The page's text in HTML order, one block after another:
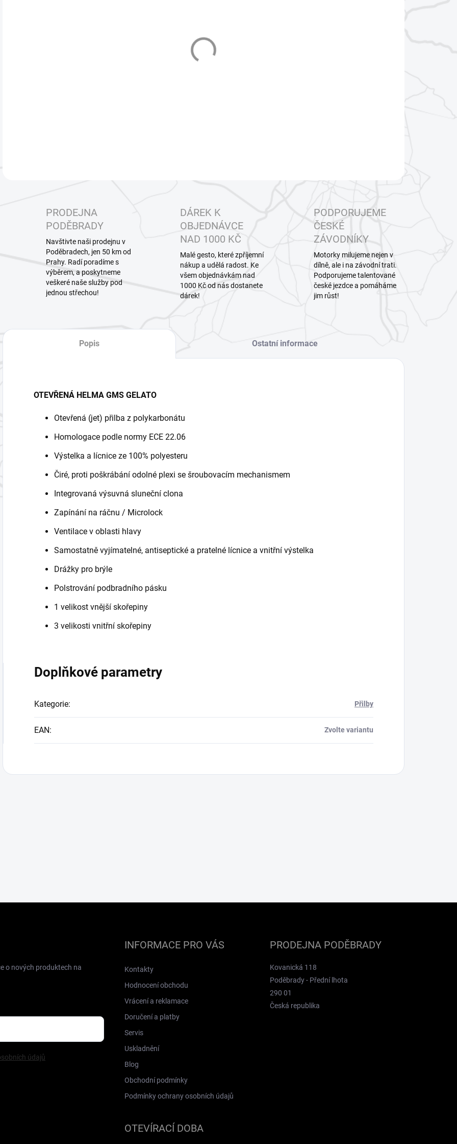
PRODEJNA
PODĚBRADY
Navštivte naši prodejnu v
Poděbradech, jen 50 km od
Prahy. Radí poradíme s
výběrem, a poskytneme
veškeré naše služby pod
jednou střechou!
DÁREK K
OBJEDNÁVCE
NAD 1000 KČ
Malé gesto, které zpříjemní
nákup a udělá radost. Ke
všem objednávkám nad
1000 Kč od nás dostanete
dárek!
PODPORUJEME
ČESKÉ
ZÁVODNÍKY
Motorky milujeme nejen v
dílně, ale i na závodní trati.
Podporujeme talentované
české jezdce a pomáháme
jim růst!
Popis Ostatní informace
OTEVŘENÁ HELMA GMS GELATO
Otevřená (jet) přilba z polykarbonátu
Homologace podle normy ECE 22.06
Výstelka a lícnice ze 100% polyesteru
Čiré, proti poškrábání odolné plexi se šroubovacím mechanismem
Integrovaná výsuvná sluneční clona
Zapínání na ráčnu / Microlock
Ventilace v oblasti hlavy
Samostatně vyjímatelné, antiseptické a pratelné lícnice a vnitřní výstelka
Drážky pro brýle
Polstrování podbradního pásku
1 velikost vnější skořepiny
3 velikosti vnitřní skořepiny
Doplňkové parametry
Kategorie: Přilby
EAN: Zvolte variantu
o nových produktech na
údajů
INFORMACE PRO VÁS
Kontakty
Hodnocení obchodu
Vrácení a reklamace
Doručení a platby
Servis
Uskladnění
Blog
Obchodní podmínky
Podmínky ochrany osobních údajů
PRODEJNA PODĚBRADY
Kovanická 118
Poděbrady - Přední lhota
290 01
Česká republika
OTEVÍRACÍ DOBA